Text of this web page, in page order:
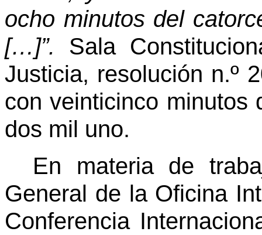
ocho minutos del
[…]”. Sala
Justicia, resolución n.º
con veinticinco minutos
dos mil uno.
En materia de
General de la Oficina
Conferencia